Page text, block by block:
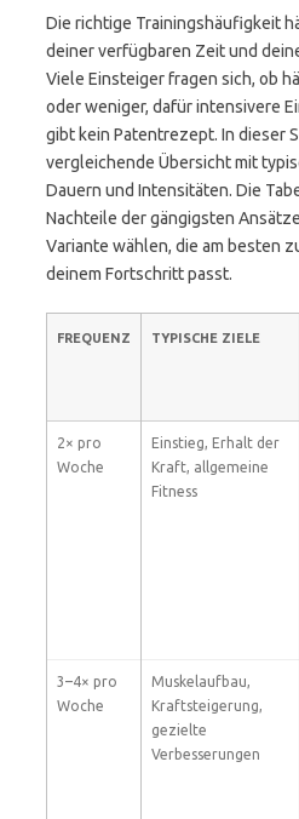
Die richtige Trainingshäufigkeit
deiner verfügbaren Zeit und
Viele Einsteiger fragen sich, ob
oder weniger, dafür intensivere
gibt kein Patentrezept. In dieser
vergleichende Übersicht mit
Dauern und Intensitäten. Die
Nachteile der gängigsten
Variante wählen, die am besten
deinem Fortschritt passt.
FREQUENZ TYPISCHE ZIELE
2× pro
Woche
Einstieg, Erhalt der
Kraft, allgemeine
Fitness
3–4× pro
Woche
Muskelaufbau,
Kraftsteigerung,
gezielte
Verbesserungen